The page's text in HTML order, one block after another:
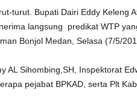
turut. Bupati Dairi Eddy Keleng
langsung predikat WTP
Bonjol Medan, Selasa (7/5/
AL Sihombing,SH, Inspektorat
pejabat BPKAD, serta Plt